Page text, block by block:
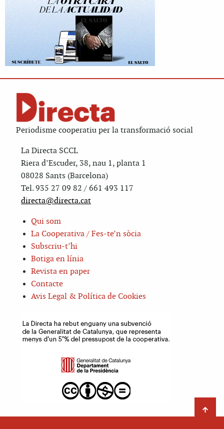
Periodisme cooperatiu per la transformació social
La Directa SCCL
Riera d’Escuder, 38, nau 1, planta 1
08028 Sants (Barcelona)
Tel. 935 27 09 82 / 661 493 117
directa@directa.cat
Qui som
La Cooperativa / Fes-te’n sòcia
Subscriu-t’hi
Botiga en línia
Revista en paper
Contacte
Avis Legal & Política de Cookies